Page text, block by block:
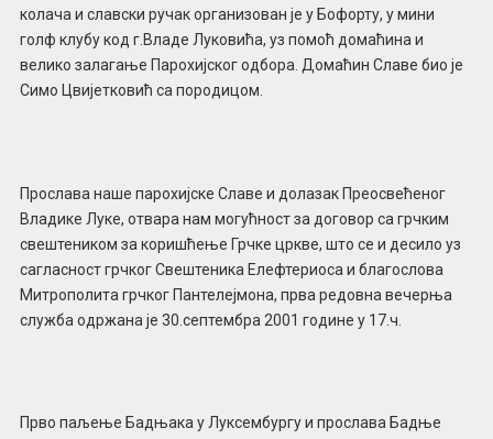
колача и славски ручак организован је у Бофорту, у мини
голф клубу код г.Владе Луковића, уз помоћ домаћина и
велико залагање Парохијског одбора. Домаћин Славе био је
Симо Цвијетковић са породицом.
Прослава наше парохијске Славе и долазак Преосвећеног
Владике Луке, отвара нам могућност за договор са грчким
свештеником за коришћење Грчке цркве, што се и десило уз
сагласност грчког Свештеника Елефтериоса и благослова
Митрополита грчког Пантелејмона, прва редовна вечерња
служба одржана је 30.септембра 2001 године у 17.ч.
Прво паљење Бадњака у Луксембургу и прослава Бадње